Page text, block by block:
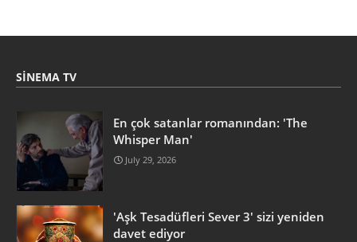
SINEMA TV
En çok satanlar romanından: 'The
Whisper Man'
July 29, 2026
'Aşk Tesadüfleri Sever 3' sizi yeniden
davet ediyor